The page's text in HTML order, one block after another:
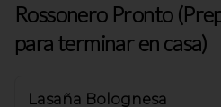
Rossonero Pronto
para terminar en casa)
Lasaña Bolognesa